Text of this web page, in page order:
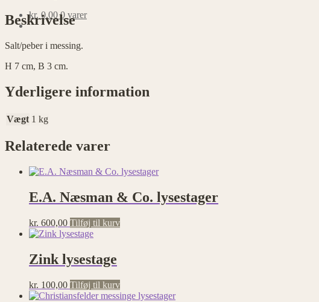
kr. 0,00 0 varer
Beskrivelse
Salt/peber i messing.
H 7 cm, B 3 cm.
Yderligere information
Vægt 1 kg
Relaterede varer
E.A. Næsman & Co. lysestager
kr. 600,00 Tilføj til kurv
Zink lysestage
kr. 100,00 Tilføj til kurv